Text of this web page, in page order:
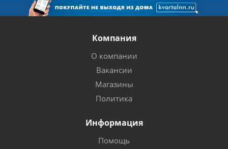
Компания
О компании
Вакансии
Магазины
Политика
Информация
Помощь